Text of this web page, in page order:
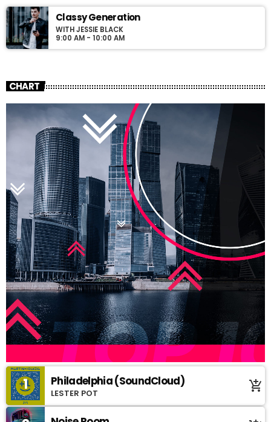
Classy Generation
WITH JESSIE BLACK
9:00 AM - 10:00 AM
CHART
1 Philadelphia (SoundCloud)
LESTER POT add_shopping_cart